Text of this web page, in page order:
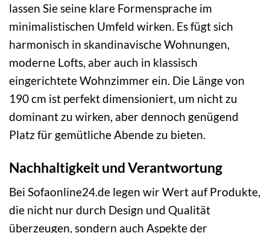
lassen Sie seine klare Formensprache im
minimalistischen Umfeld wirken. Es fügt sich
harmonisch in skandinavische Wohnungen,
moderne Lofts, aber auch in klassisch
eingerichtete Wohnzimmer ein. Die Länge von
190 cm ist perfekt dimensioniert, um nicht zu
dominant zu wirken, aber dennoch genügend
Platz für gemütliche Abende zu bieten.
Nachhaltigkeit und Verantwortung
Bei Sofaonline24.de legen wir Wert auf Produkte,
die nicht nur durch Design und Qualität
überzeugen, sondern auch Aspekte der